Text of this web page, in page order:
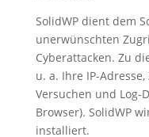
SolidWP dient dem
unerwünschten
Cyberattacken. Zu
u. a. Ihre IP-
Versuchen und Log-
Browser). SolidWP
installiert.